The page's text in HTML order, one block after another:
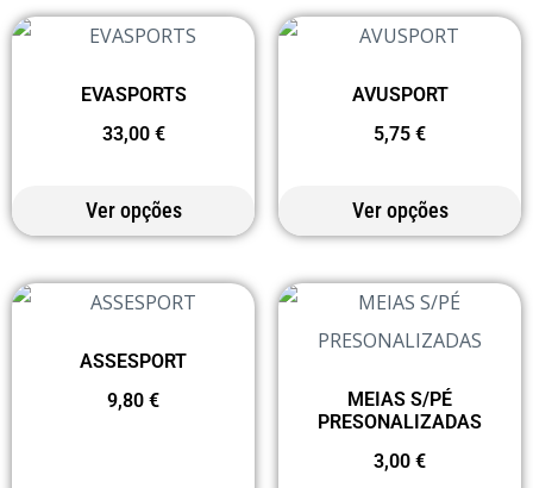
EVASPORTS
33,00 €
Ver opções
AVUSPORT
5,75 €
Ver opções
ASSESPORT
9,80 €
MEIAS S/PÉ
PRESONALIZADAS
3,00 €